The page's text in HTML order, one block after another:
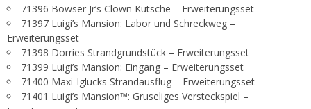
71396 Bowser Jr‘s Clown Kutsche – Erweiterungsset
71397 Luigi’s Mansion: Labor und Schreckweg –
Erweiterungsset
71398 Dorries Strandgrundstück – Erweiterungsset
71399 Luigi’s Mansion: Eingang – Erweiterungsset
71400 Maxi-Iglucks Strandausflug – Erweiterungsset
71401 Luigi’s Mansion™: Gruseliges Versteckspiel –